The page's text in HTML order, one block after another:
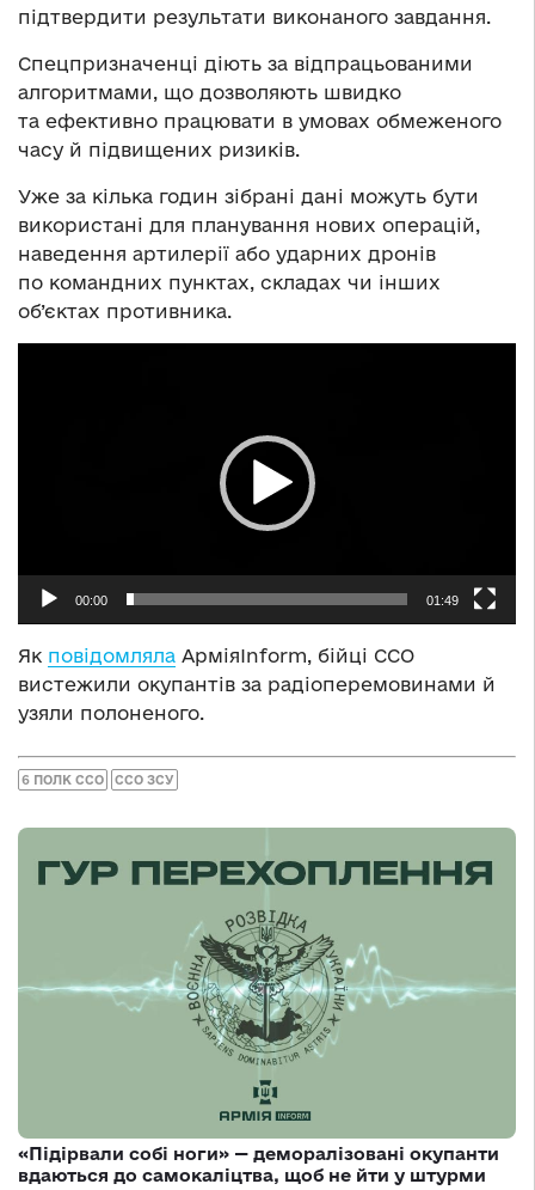
підтвердити результати виконаного завдання.
Спецпризначенці діють за відпрацьованими
алгоритмами, що дозволяють швидко
та ефективно працювати в умовах обмеженого
часу й підвищених ризиків.
Уже за кілька годин зібрані дані можуть бути
використані для планування нових операцій,
наведення артилерії або ударних дронів
по командних пунктах, складах чи інших
об’єктах противника.
00:00 01:49
Як повідомляла АрміяInform, бійці ССО
вистежили окупантів за радіоперемовинами й
узяли полоненого.
6 ПОЛК ССО ССО ЗСУ
«Підірвали собі ноги» — деморалізовані окупанти
вдаються до самокаліцтва, щоб не йти у штурми